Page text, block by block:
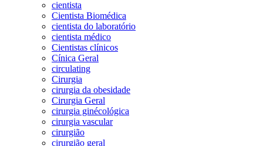
cientista
Cientista Biomédica
cientista do laboratório
cientista médico
Cientistas clínicos
Cínica Geral
circulating
Cirurgia
cirurgia da obesidade
Cirurgia Geral
cirurgia ginécológica
cirurgia vascular
cirurgião
cirurgião geral